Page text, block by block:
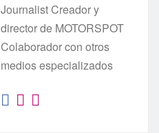
Journalist Creador y
director de MOTORSPOT
Colaborador con otros
medios especializados